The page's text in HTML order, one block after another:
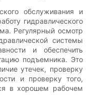
обслуживания и
гидравлического
Регулярный осмотр
системы
и обеспечить
подъемника. Это
утечек, проверку
и проверку того,
в хорошем рабочем